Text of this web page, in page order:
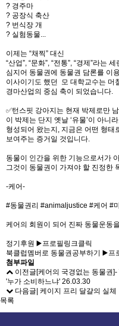
? 경주마
? 공장식 축산
? 번식장 개
? 실험동물...
이제는 “채찍” 대신
“산업”, “문화”, “전통”, “경제”라는
심지어 동물권에 동물권 담론를 이
이사이기도 했던 모 대학교수는 머
경마산업의 중심 축이 되었습니다.
✅️턴스핏 강아지는 현재 박제로만
이 박제는 단지 옛날 ‘유물’이 아니
형성되어 왔는지, 지금은 어떤 형태
보여주는 증거일 것입니다.
동물이 인간을 위한 기능으로서가
그것이 동물권이 가져야 할 진정한
-케어-
#동물권리 #animaljustice #케어 #
케어의 회원이 되어 진짜 동물운동
정기후원 ▶️프로필링크클릭
북클럽멤버로 동물권공부하기 ▶️프
첨부파일
이전글[케어의 국경없는 동물권
'누가 소비하느냐' 26.03.30
다음글| 케이지 프리 달걀의 실체
목록